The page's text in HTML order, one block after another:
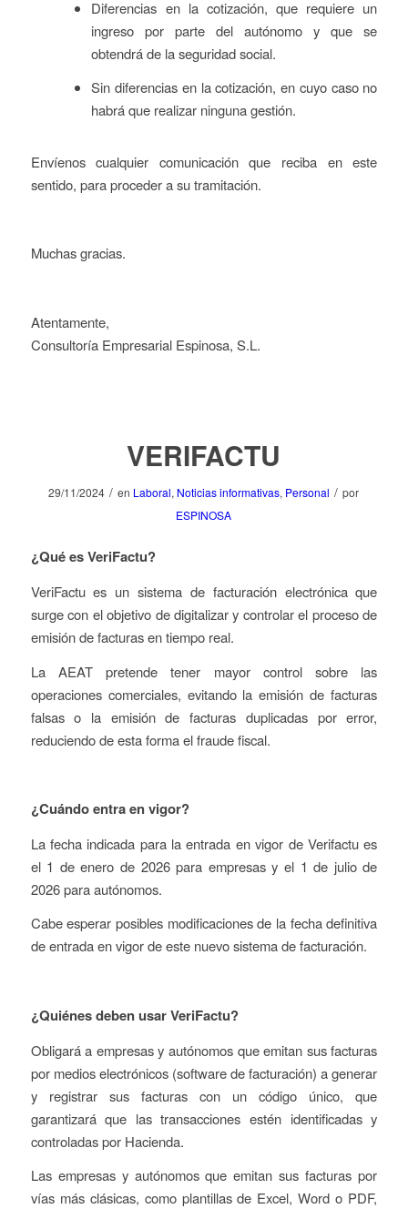
Diferencias en la cotización, que requiere un
ingreso por parte del autónomo y que se
obtendrá de la seguridad social.
Sin diferencias en la cotización, en cuyo caso no
habrá que realizar ninguna gestión.
Envíenos cualquier comunicación que reciba en este
sentido, para proceder a su tramitación.
Muchas gracias.
Atentamente,
Consultoría Empresarial Espinosa, S.L.
VERIFACTU
29/11/2024 / en Laboral, Noticias informativas, Personal / por
ESPINOSA
¿Qué es VeriFactu?
VeriFactu es un sistema de facturación electrónica que
surge con el objetivo de digitalizar y controlar el proceso de
emisión de facturas en tiempo real.
La AEAT pretende tener mayor control sobre las
operaciones comerciales, evitando la emisión de facturas
falsas o la emisión de facturas duplicadas por error,
reduciendo de esta forma el fraude fiscal.
¿Cuándo entra en vigor?
La fecha indicada para la entrada en vigor de Verifactu es
el 1 de enero de 2026 para empresas y el 1 de julio de
2026 para autónomos.
Cabe esperar posibles modificaciones de la fecha definitiva
de entrada en vigor de este nuevo sistema de facturación.
¿Quiénes deben usar VeriFactu?
Obligará a empresas y autónomos que emitan sus facturas
por medios electrónicos (software de facturación) a generar
y registrar sus facturas con un código único, que
garantizará que las transacciones estén identificadas y
controladas por Hacienda.
Las empresas y autónomos que emitan sus facturas por
vías más clásicas, como plantillas de Excel, Word o PDF,